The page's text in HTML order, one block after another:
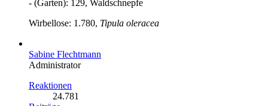
- (Garten): 129, Waldschnepfe
Wirbellose: 1.780, Tipula oleracea
Sabine Flechtmann
Administrator
Reaktionen
24.781